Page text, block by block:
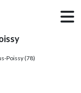
Poissy (78)